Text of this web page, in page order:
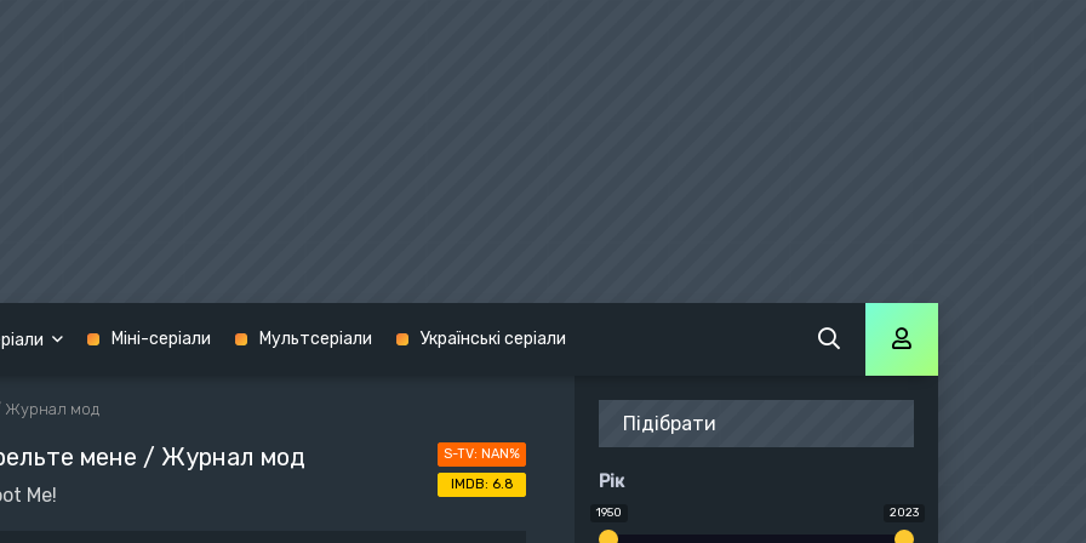
Журнал мод
мене / Журнал мод
Me!
NAN%
6.8
Підібрати
Рік
1950 2023
США
Міні-серіали Мультсеріали Українські серіали